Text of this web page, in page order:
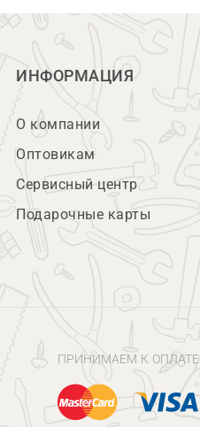
ИНФОРМАЦИЯ
О компании
Оптовикам
Сервисный центр
Подарочные карты
ПРИНИМАЕМ К ОПЛАТЕ